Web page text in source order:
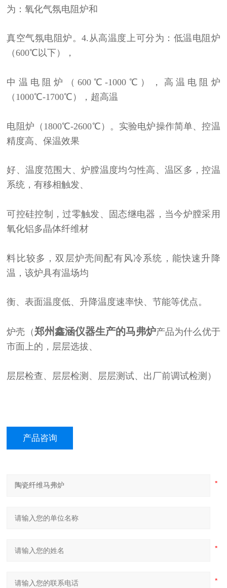
为：氧化气氛电阻炉和
真空气氛电阻炉。4.从高温度上可分为：低温电阻炉
（600℃以下），
中温电阻炉（600℃-1000℃），高温电阻炉
（1000℃-1700℃），超高温
电阻炉（1800℃-2600℃）。实验电炉操作简单、控温
精度高、保温效果
好、温度范围大、炉膛温度均匀性高、温区多，控温
系统，有移相触发、
可控硅控制，过零触发、固态继电器，当今炉膛采用
氧化铝多晶体纤维材
料比较多，双层炉壳间配有风冷系统，能快速升降
温，该炉具有温场均
衡、表面温度低、升降温度速率快、节能等优点。
炉壳（郑州鑫涵仪器生产的马弗炉产品为什么优于
市面上的，层层选拔、
层层检查、层层检测、层层测试、出厂前调试检测）
产品咨询